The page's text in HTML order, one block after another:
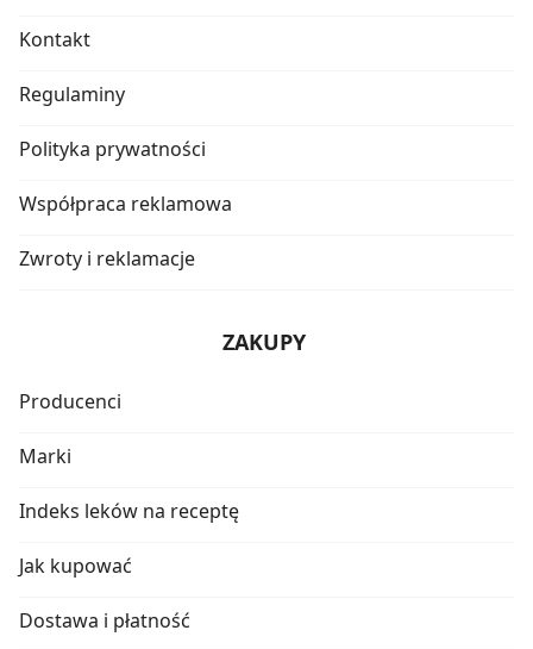
Kontakt
Regulaminy
Polityka prywatności
Współpraca reklamowa
Zwroty i reklamacje
ZAKUPY
Producenci
Marki
Indeks leków na receptę
Jak kupować
Dostawa i płatność